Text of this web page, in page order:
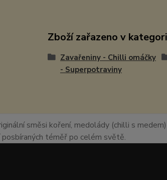
Zboží zařazeno v
Zavařeniny - Chilli omáčky
- Superpotraviny
směsi koření, medolády (chilli s
téměř po celém světě.